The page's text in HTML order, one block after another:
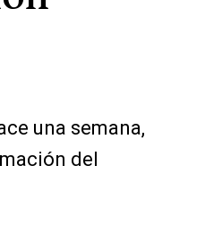
una semana,
del